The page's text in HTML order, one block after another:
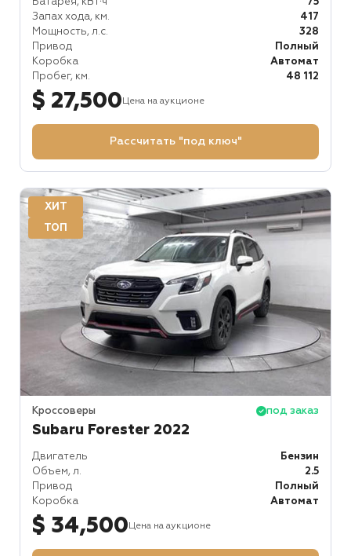
Запах хода, км.
417
Мощность, л.с.
328
Привод
Полный
Коробка
Автомат
Пробег, км.
48 112
$ 27,500 Цена на аукционе
Рассчитать "под ключ"
ХИТ
ТОП
Кроссоверы под заказ
Subaru Forester 2022
Двигатель
Бензин
Объем, л.
2.5
Привод
Полный
Коробка
Автомат
$ 34,500 Цена на аукционе